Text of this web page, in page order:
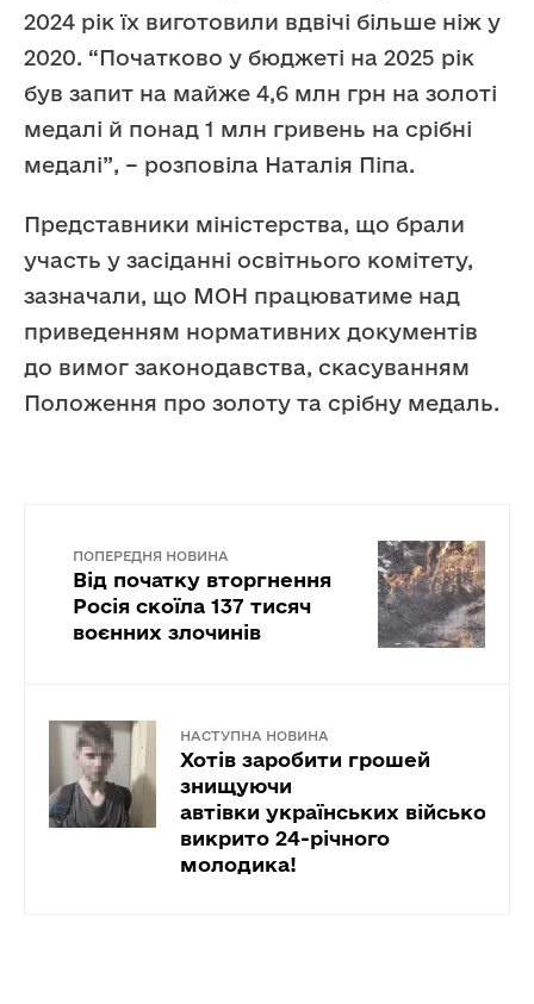
2024 рік їх виготовили вдвічі більше ніж у
2020. “Початково у бюджеті на 2025 рік
був запит на майже 4,6 млн грн на золоті
медалі й понад 1 млн гривень на срібні
медалі”, – розповіла Наталія Піпа.
Представники міністерства, що брали
участь у засіданні освітнього комітету,
зазначали, що МОН працюватиме над
приведенням нормативних документів
до вимог законодавства, скасуванням
Положення про золоту та срібну медаль.
ПОПЕРЕДНЯ НОВИНА
Від початку вторгнення
Росія скоїла 137 тисяч
воєнних злочинів
НАСТУПНА НОВИНА
Хотів заробити грошей
знищуючи
автівки українських військових:
викрито 24-річного
молодика!